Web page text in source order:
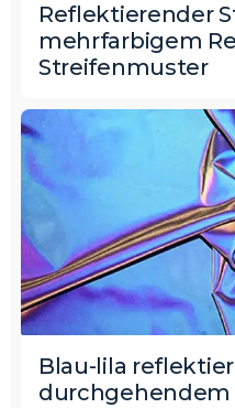
Reflektierender
mehrfarbigem
Streifenmuster
Blau-lila
durchgehendem